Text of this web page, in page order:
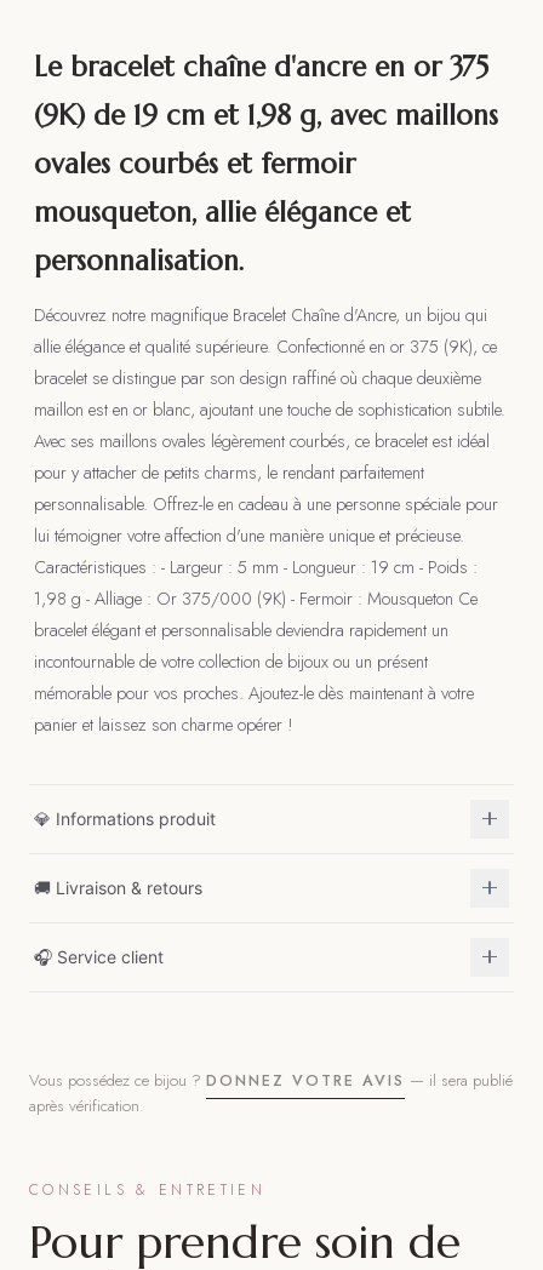
Le bracelet chaîne d'ancre en or 375
(9K) de 19 cm et 1,98 g, avec maillons
ovales courbés et fermoir
mousqueton, allie élégance et
personnalisation.
Découvrez notre magnifique Bracelet Chaîne d'Ancre, un bijou qui
allie élégance et qualité supérieure. Confectionné en or 375 (9K), ce
bracelet se distingue par son design raffiné où chaque deuxième
maillon est en or blanc, ajoutant une touche de sophistication subtile.
Avec ses maillons ovales légèrement courbés, ce bracelet est idéal
pour y attacher de petits charms, le rendant parfaitement
personnalisable. Offrez-le en cadeau à une personne spéciale pour
lui témoigner votre affection d'une manière unique et précieuse.
Caractéristiques : - Largeur : 5 mm - Longueur : 19 cm - Poids :
1,98 g - Alliage : Or 375/000 (9K) - Fermoir : Mousqueton Ce
bracelet élégant et personnalisable deviendra rapidement un
incontournable de votre collection de bijoux ou un présent
mémorable pour vos proches. Ajoutez-le dès maintenant à votre
panier et laissez son charme opérer !
💎 Informations produit
🚚 Livraison & retours
🎧 Service client
Vous possédez ce bijou ? DONNEZ VOTRE AVIS — il sera publié
après vérification.
CONSEILS & ENTRETIEN
Pour prendre soin de